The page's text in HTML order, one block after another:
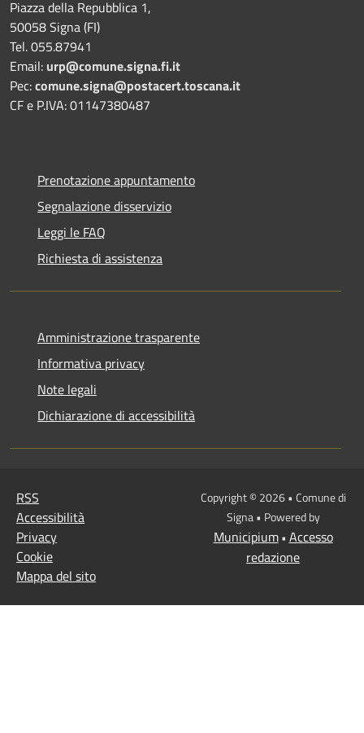
Piazza della Repubblica 1,
50058 Signa (FI)
Tel. 055.87941
Email: urp@comune.signa.fi.it
Pec:comune.signa@postacert.toscana.it
CF e P.IVA: 01147380487
Prenotazione appuntamento
Segnalazione disservizio
Leggi le FAQ
Richiesta di assistenza
Amministrazione trasparente
Informativa privacy
Note legali
Dichiarazione di accessibilità
RSS
Accessibilità
Privacy
Cookie
Mappa del sito
Copyright © 2026 • Comune di
Signa • Powered by
Municipium• Accesso
redazione